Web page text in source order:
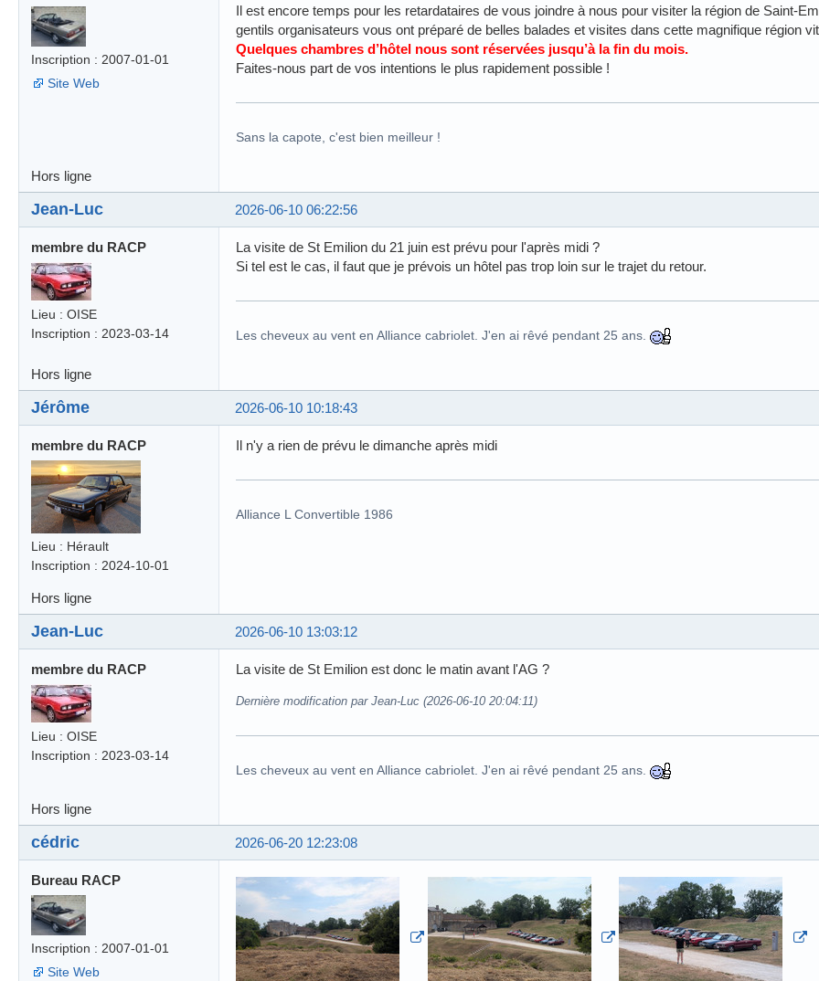
Inscription : 2007-01-01
Site Web
Il est encore temps pour les retardataires de vous joindre à nous pour visiter la région de Saint-
gentils organisateurs vous ont préparé de belles balades et visites dans cette magnifique région
Quelques chambres d’hôtel nous sont réservées jusqu’à la fin du mois.
Faites-nous part de vos intentions le plus rapidement possible !
Sans la capote, c'est bien meilleur !
Hors ligne
2026-06-10 06:22:56
Jean-Luc
membre du RACP
Lieu : OISE
Inscription : 2023-03-14
La visite de St Emilion du 21 juin est prévu pour l'après midi ?
Si tel est le cas, il faut que je prévois un hôtel pas trop loin sur le trajet du retour.
Les cheveux au vent en Alliance cabriolet. J'en ai rêvé pendant 25 ans.
Hors ligne
2026-06-10 10:18:43
Jérôme
membre du RACP
Lieu : Hérault
Inscription : 2024-10-01
Il n'y a rien de prévu le dimanche après midi
Alliance L Convertible 1986
Hors ligne
2026-06-10 13:03:12
Jean-Luc
membre du RACP
Lieu : OISE
Inscription : 2023-03-14
La visite de St Emilion est donc le matin avant l'AG ?
Dernière modification par Jean-Luc (2026-06-10 20:04:11)
Les cheveux au vent en Alliance cabriolet. J'en ai rêvé pendant 25 ans.
Hors ligne
2026-06-20 12:23:08
cédric
Bureau RACP
Inscription : 2007-01-01
Site Web